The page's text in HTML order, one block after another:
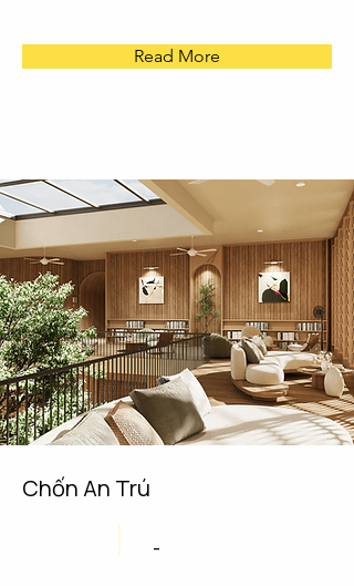
Read More
Chốn An Trú
-